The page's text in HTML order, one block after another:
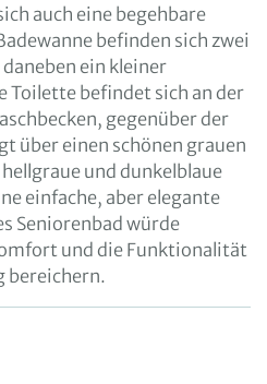
auch eine begehbare
befinden sich zwei
ein kleiner
Toilette befindet sich an der
gegenüber der
über einen schönen grauen
und dunkelblaue
einfache, aber elegante
Seniorenbad würde
und die Funktionalität
bereichern.